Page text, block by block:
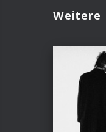
Weitere